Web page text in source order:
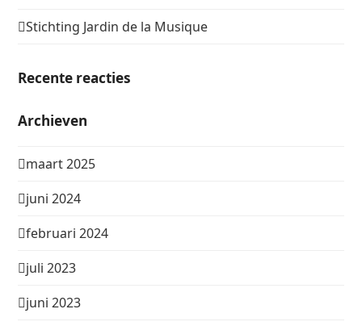
Stichting Jardin de la Musique
Recente reacties
Archieven
maart 2025
juni 2024
februari 2024
juli 2023
juni 2023